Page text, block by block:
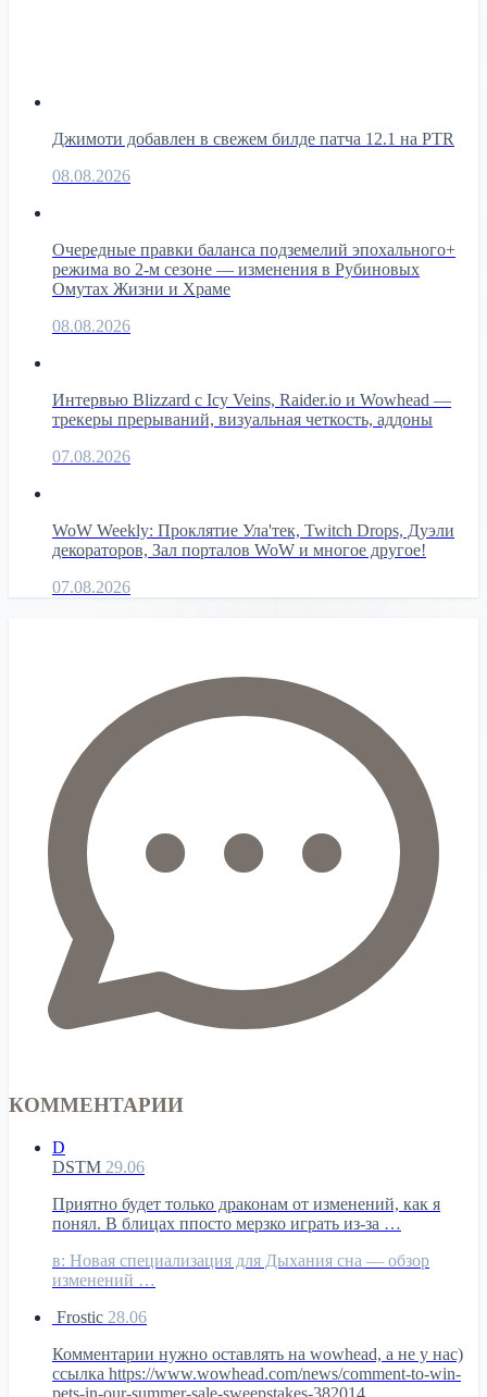
Джимоти добавлен в свежем билде патча 12.1 на PTR
08.08.2026
Очередные правки баланса подземелий эпохального+
режима во 2-м сезоне — изменения в Рубиновых
Омутах Жизни и Храме
08.08.2026
Интервью Blizzard с Icy Veins, Raider.io и Wowhead —
трекеры прерываний, визуальная четкость, аддоны
07.08.2026
WoW Weekly: Проклятие Ула'тек, Twitch Drops, Дуэли
декораторов, Зал порталов WoW и многое другое!
07.08.2026
КОММЕНТАРИИ
D
DSTM 29.06
Приятно будет только драконам от изменений, как я
понял. В блицах ппосто мерзко играть из-за …
в: Новая специализация для Дыхания сна — обзор
изменений …
Frostic 28.06
Комментарии нужно оставлять на wowhead, а не у нас)
ссылка https://www.wowhead.com/news/comment-to-win-
pets-in-our-summer-sale-sweepstakes-382014